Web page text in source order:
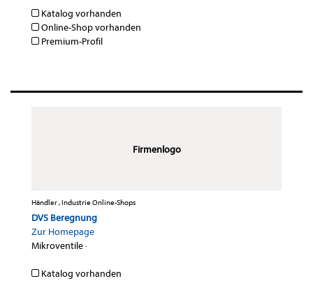
Katalog vorhanden
Online-Shop vorhanden
Premium-Profil
Firmenlogo
Händler , Industrie Online-Shops
DVS Beregnung
Zur Homepage
Mikroventile·
Katalog vorhanden